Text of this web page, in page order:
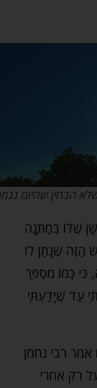
הבחין שהיום נגמר…
בְּמַתָּנָה
שֶׁנָּתַן לוֹ
כְּמוֹ מִסְפַּר
שֶׁיָּדַעְתִּי
רבי נחמן
אחרי